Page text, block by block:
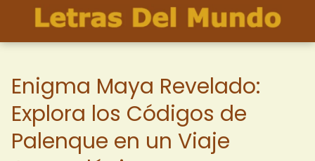
Enigma Maya Revelado:
Explora los Códigos de
Palenque en un Viaje